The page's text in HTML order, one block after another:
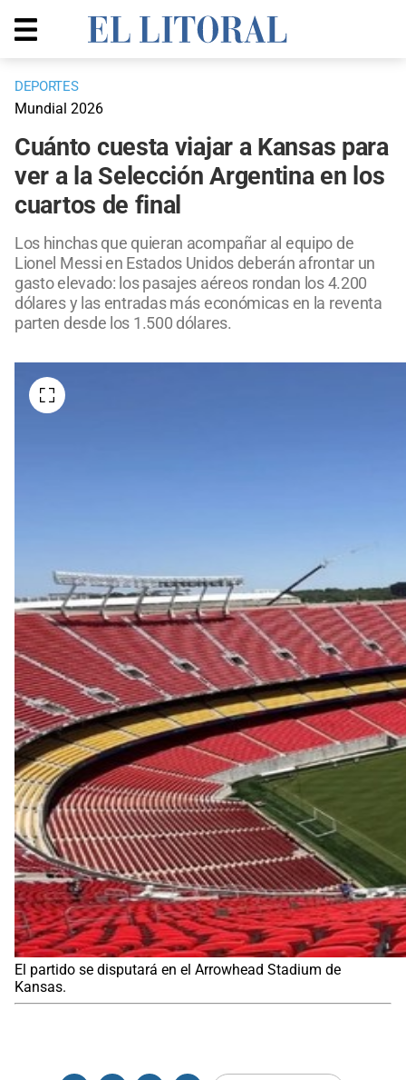
DEPORTES
Mundial 2026
Cuánto cuesta viajar a Kansas para
ver a la Selección Argentina en los
cuartos de final
Los hinchas que quieran acompañar al equipo de
Lionel Messi en Estados Unidos deberán afrontar un
gasto elevado: los pasajes aéreos rondan los 4.200
dólares y las entradas más económicas en la reventa
parten desde los 1.500 dólares.
El partido se disputará en el Arrowhead Stadium de
Kansas.